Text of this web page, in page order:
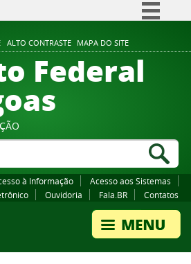
ALTO CONTRASTE MAPA DO SITE
Comunica BR
Participe
Canais
Federal
à Informação
Acesso aos Sistemas
Ouvidoria Fala.BR Contatos